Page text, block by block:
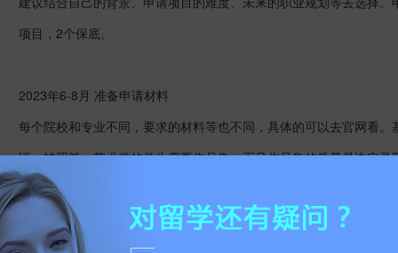
项目，2个保底。
2023年6-8月 准备申请材料
每个院校和专业不同，要求的材料等也不同，具体的可以去官网看
证、护照等，艺术类的学生需要作品集，而且作品集的质量是决定
同的申请学校和专业进行个性化的修改，文书打磨需要花费时间和
能否拿到录取。